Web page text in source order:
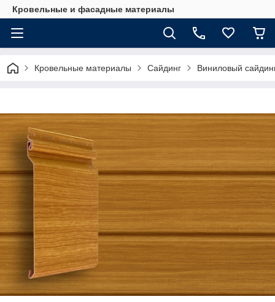
Кровельные и фасадные материалы
Кровельные материалы Сайдинг Виниловый